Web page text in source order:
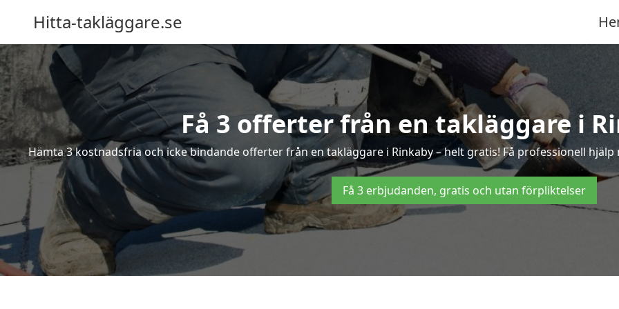
Hitta-takläggare.se
Få 3 offerter från en takläggare i
Hämta 3 kostnadsfria och icke bindande offerter från en takläggare i Rinkaby – helt gratis! Få professionell
Få 3 erbjudanden, gratis och utan förpliktelser